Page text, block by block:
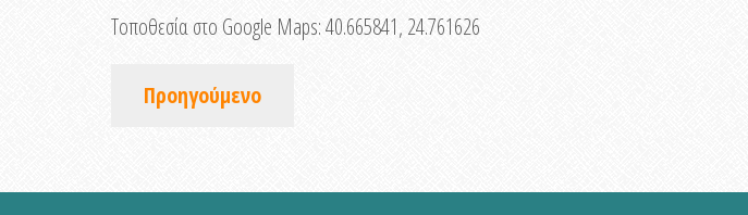
Τοποθεσία στο Google Maps:40.665841, 24.761626
Προηγούμενο